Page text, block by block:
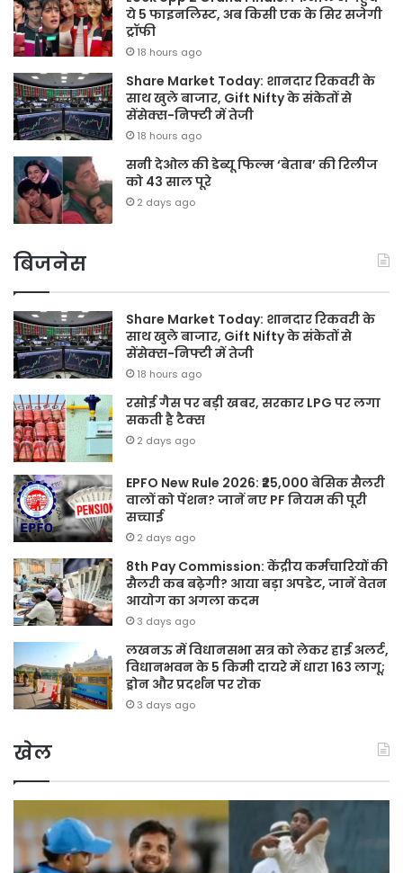
ये 5 फाइनलिस्ट, अब किसी एक के सिर सजेगी
ट्रॉफी
18 hours ago
Share Market Today: शानदार रिकवरी के
साथ खुले बाजार, Gift Nifty के संकेतों से
सेंसेक्स-निफ्टी में तेजी
18 hours ago
सनी देओल की डेब्यू फिल्म ‘बेताब’ की रिलीज
को 43 साल पूरे
2 days ago
बिजनेस
Share Market Today: शानदार रिकवरी के
साथ खुले बाजार, Gift Nifty के संकेतों से
सेंसेक्स-निफ्टी में तेजी
18 hours ago
रसोई गैस पर बड़ी खबर, सरकार LPG पर लगा
सकती है टैक्स
2 days ago
EPFO New Rule 2026: ₹25,000 बेसिक सैलरी
वालों को पेंशन? जानें नए PF नियम की पूरी
सच्चाई
2 days ago
8th Pay Commission: केंद्रीय कर्मचारियों की
सैलरी कब बढ़ेगी? आया बड़ा अपडेट, जानें वेतन
आयोग का अगला कदम
3 days ago
लखनऊ में विधानसभा सत्र को लेकर हाई अलर्ट,
विधानभवन के 5 किमी दायरे में धारा 163 लागू;
ड्रोन और प्रदर्शन पर रोक
3 days ago
खेल